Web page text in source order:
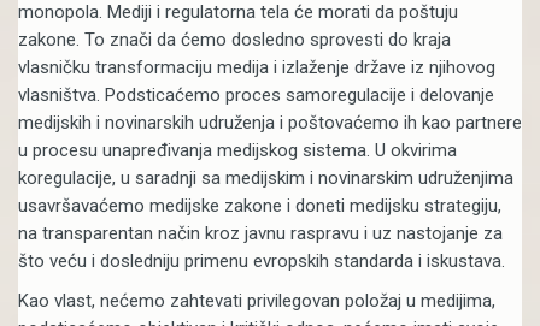
monopola. Mediji i regulatorna tela će morati da poštuju
zakone. To znači da ćemo dosledno sprovesti do kraja
vlasničku transformaciju medija i izlaženje države iz njihovog
vlasništva. Podsticaćemo proces samoregulacije i delovanje
medijskih i novinarskih udruženja i poštovaćemo ih kao partnere
u procesu unapređivanja medijskog sistema. U okvirima
koregulacije, u saradnji sa medijskim i novinarskim udruženjima
usavršavaćemo medijske zakone i doneti medijsku strategiju,
na transparentan način kroz javnu raspravu i uz nastojanje za
što veću i dosledniju primenu evropskih standarda i iskustava.
Kao vlast, nećemo zahtevati privilegovan položaj u medijima,